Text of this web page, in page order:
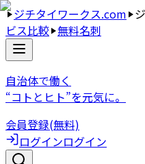
ジチタイワークス.com
ビス比較 無料名刺
自治体で働く
“コトとヒト”を元気に。
会員登録(無料)
ログインログイン